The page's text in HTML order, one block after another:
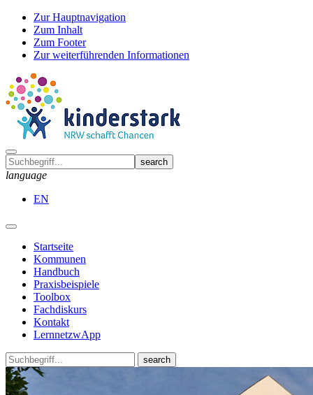
Zur Hauptnavigation
Zum Inhalt
Zum Footer
Zur weiterführenden Informationen
language
EN
Startseite
Kommunen
Handbuch
Praxisbeispiele
Toolbox
Fachdiskurs
Kontakt
LernnetzwApp